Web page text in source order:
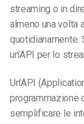
streaming o in
almeno una volta
quotidianamente.
un’API per lo
Un’API
programmazione
semplificare le